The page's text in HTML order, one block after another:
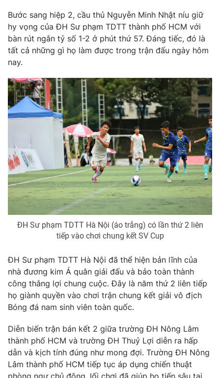
Sản phẩm
Thị trường
Tư vấn
Giao lưu trực tuyến
Lịch phát sóng
Chuyên mục khác
Emagazine Podcast
Infographic
Video Shorts video
VTV Money VTV Thể thao
VTV Sức khoẻ Bất động sản
Thị trường 24h Tấm lòng Việt
VTV4 Vươn mình bằng AI
VTV9 VTV8
Liên hệ tòa soạn English
THỜI BÁO VTV
Bước sang hiệp 2, cầu thủ Nguyễn Minh Nhật níu giữ
hy vọng của ĐH Sư phạm TDTT thành phố HCM với
bàn rút ngắn tỷ số 1-2 ở phút thứ 57. Đáng tiếc, đó là
tất cả những gì họ làm được trong trận đấu ngày hôm
nay.
ĐH Sư phạm TDTT Hà Nội (áo trắng) có lần thứ 2 liên
tiếp vào chơi chung kết SV Cup
ĐH Sư phạm TDTT Hà Nội đã thể hiện bản lĩnh của
nhà đương kim Á quân giải đấu và bảo toàn thành
công thắng lợi chung cuộc. Đây là năm thứ 2 liên tiếp
họ giành quyền vào chơi trận chung kết giải vô địch
Bóng đá nam sinh viên toàn quốc.
Diễn biến trận bán kết 2 giữa trường ĐH Nông Lâm
thành phố HCM và trường ĐH Thuỷ Lợi diễn ra hấp
dẫn và kịch tính đúng như mong đợi. Trường ĐH Nông
Lâm thành phố HCM tiếp tục áp dụng chiến thuật
phòng ngự chủ động, lối chơi đã giúp họ tiến sâu tại